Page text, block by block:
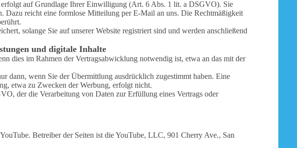
erfolgt auf Grundlage Ihrer Einwilligung (Art. 6 Abs. 1 lit. a DSGVO). Sie
reicht eine formlose Mitteilung per E-Mail an uns. Die Rechtmäßigkeit
solange Sie auf unserer Website registriert sind und werden anschließend
und digitale Inhalte
dies im Rahmen der Vertragsabwicklung notwendig ist, etwa an das mit der
dann, wenn Sie der Übermittlung ausdrücklich zugestimmt haben. Eine
etwa zu Zwecken der Werbung, erfolgt nicht.
der die Verarbeitung von Daten zur Erfüllung eines Vertrags oder
Betreiber der Seiten ist die YouTube, LLC, 901 Cherry Ave., San